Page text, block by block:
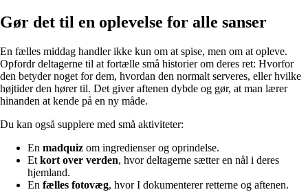
Gør det til en oplevelse for alle sanser
En fælles middag handler ikke kun om at spise, men om at opleve.
Opfordr deltagerne til at fortælle små historier om deres ret: Hvorfor
den betyder noget for dem, hvordan den normalt serveres, eller hvilke
højtider den hører til. Det giver aftenen dybde og gør, at man lærer
hinanden at kende på en ny måde.
Du kan også supplere med små aktiviteter:
En madquiz om ingredienser og oprindelse.
Et kort over verden, hvor deltagerne sætter en nål i deres
hjemland.
En fælles fotovæg, hvor I dokumenterer retterne og aftenen.